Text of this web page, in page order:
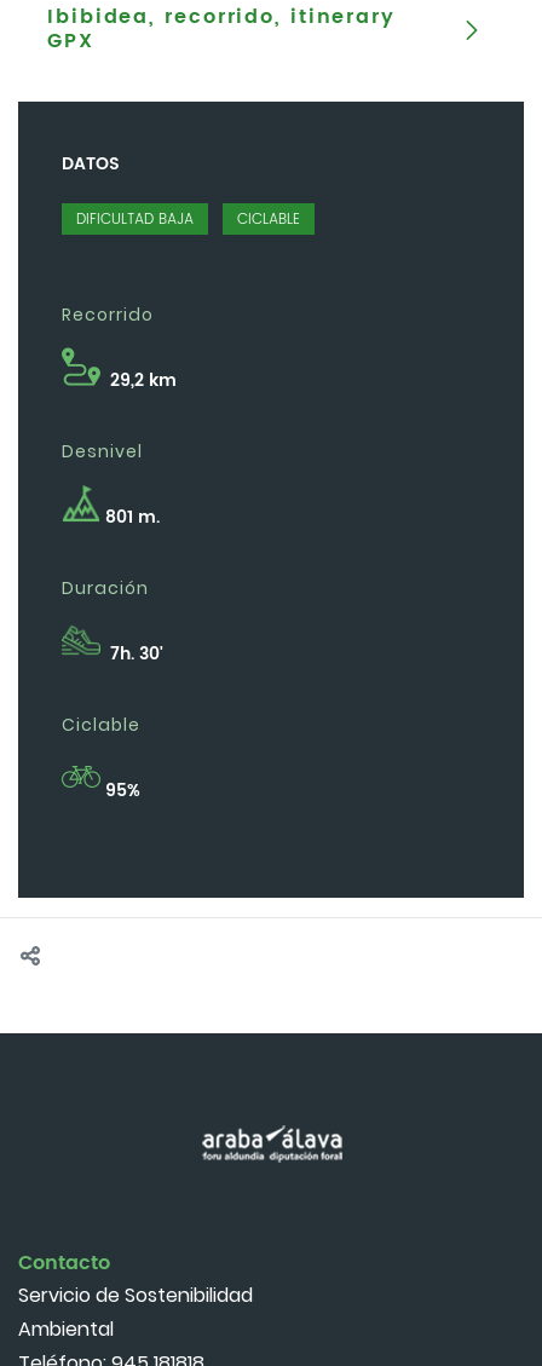
Ibibidea, recorrido, itinerary
GPX
DATOS
DIFICULTAD BAJA CICLABLE
Recorrido
29,2 km
Desnivel
801 m.
Duración
7h. 30'
Ciclable
95%
Contacto
Servicio de Sostenibilidad
Ambiental